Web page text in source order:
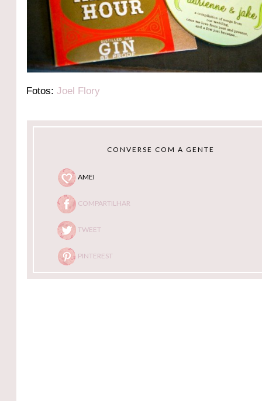
Fotos:Joel Flory
CONVERSE COM A GENTE
AMEI
COMPARTILHAR
TWEET
PINTEREST